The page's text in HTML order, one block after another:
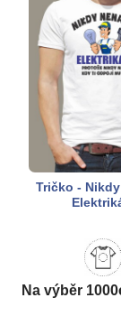
Tričko -
Na výběr